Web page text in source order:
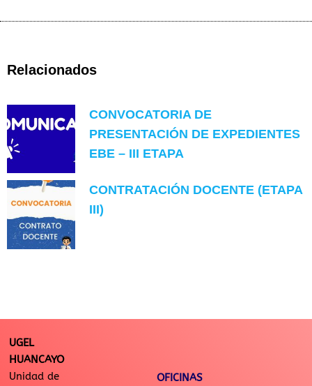
Relacionados
CONVOCATORIA DE
PRESENTACIÓN DE EXPEDIENTES
EBE – III ETAPA
CONTRATACIÓN DOCENTE (ETAPA
III)
UGEL
HUANCAYO
Unidad de
OFICINAS